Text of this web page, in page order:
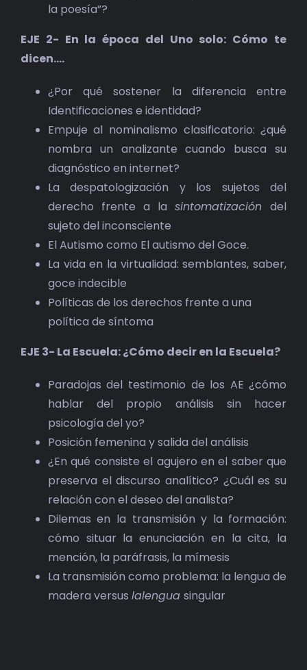
la poesía”?
EJE 2- En la época del Uno solo: Cómo te
dicen….
¿Por qué sostener la diferencia entre
Identificaciones e identidad?
Empuje al nominalismo clasificatorio: ¿qué
nombra un analizante cuando busca su
diagnóstico en internet?
La despatologización y los sujetos del
derecho frente a lasintomatizacióndel
sujeto del inconsciente
El Autismo como El autismo del Goce.
La vida en la virtualidad: semblantes, saber,
goce indecible
Políticas de los derechos frente a una
política de síntoma
EJE 3- La Escuela: ¿Cómo decir en la Escuela?
Paradojas del testimonio de los AE ¿cómo
hablar del propio análisis sin hacer
psicología del yo?
Posición femenina y salida del análisis
¿En qué consiste el agujero en el saber que
preserva el discurso analítico? ¿Cuál es su
relación con el deseo del analista?
Dilemas en la transmisión y la formación:
cómo situar la enunciación en la cita, la
mención, la paráfrasis, la mímesis
La transmisión como problema: la lengua de
madera versus lalengua singular